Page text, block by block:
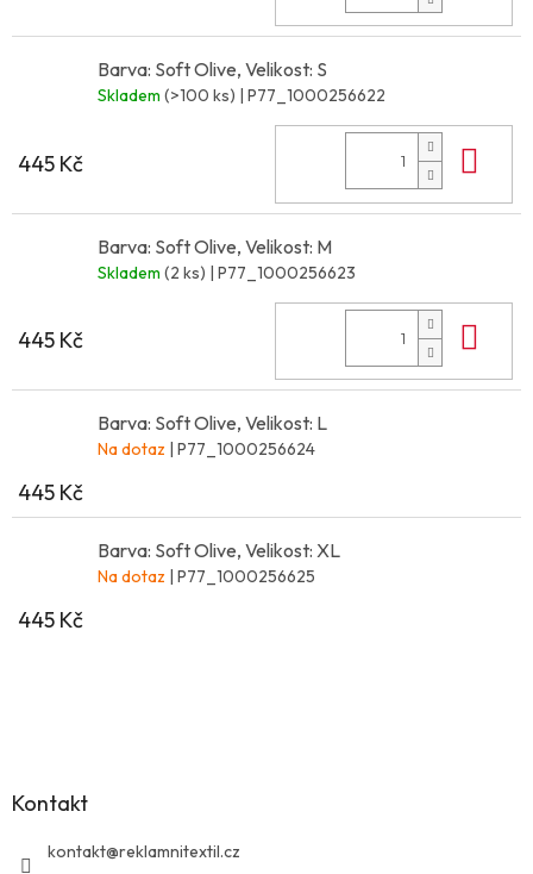
Barva: Soft Olive, Velikost: S
Skladem (>100 ks) | P77_1000256622
445 Kč
Barva: Soft Olive, Velikost: M
Skladem (2 ks) | P77_1000256623
445 Kč
Barva: Soft Olive, Velikost: L
Na dotaz | P77_1000256624
445 Kč
Barva: Soft Olive, Velikost: XL
Na dotaz | P77_1000256625
445 Kč
Kontakt
kontakt@reklamnitextil.cz